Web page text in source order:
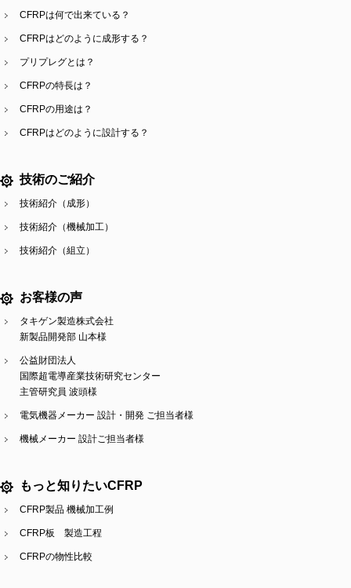
CFRPは何で出来ている？
CFRPはどのように成形する？
プリプレグとは？
CFRPの特長は？
CFRPの用途は？
CFRPはどのように設計する？
技術のご紹介
技術紹介（成形）
技術紹介（機械加工）
技術紹介（組立）
お客様の声
タキゲン製造株式会社
新製品開発部 山本様
公益財団法人
国際超電導産業技術研究センター
主管研究員 波頭様
電気機器メーカー 設計・開発 ご担当者様
機械メーカー 設計ご担当者様
もっと知りたいCFRP
CFRP製品 機械加工例
CFRP板 製造工程
CFRPの物性比較